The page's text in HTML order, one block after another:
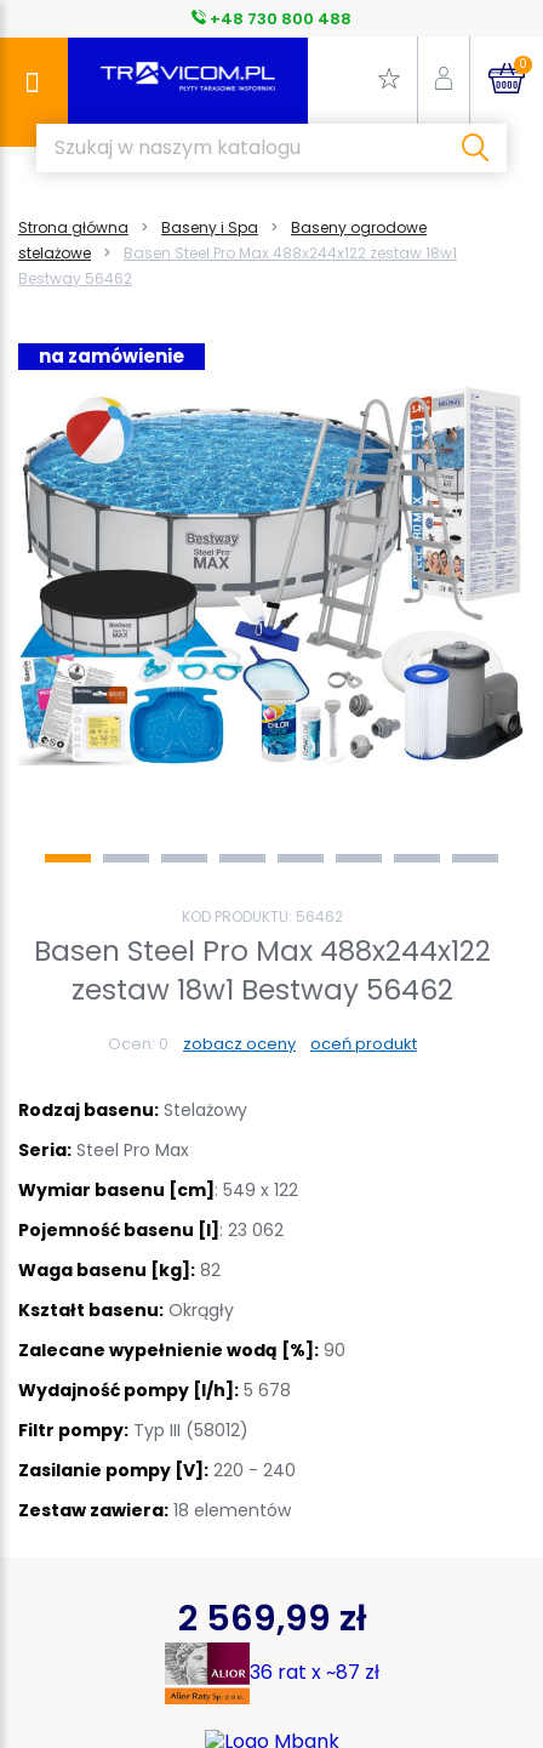
+48 730 800 488
0
Strona główna Baseny i Spa
Baseny ogrodowe
stelażowe
Basen Steel Pro Max 488x244x122 zestaw 18w1
Bestway 56462
na zamówienie
KOD PRODUKTU: 56462
Basen Steel Pro Max 488x244x122
zestaw 18w1 Bestway 56462
Ocen: 0 zobacz oceny oceń produkt
Rodzaj basenu: Stelażowy
Seria: Steel Pro Max
Wymiar basenu [cm] : 549 x 122
Pojemność basenu [l] : 23 062
Waga basenu [kg]: 82
Kształt basenu: Okrągły
Zalecane wypełnienie wodą [%]: 90
Wydajność pompy [l/h]: 5 678
Filtr pompy: Typ III (58012)
Zasilanie pompy [V]: 220 - 240
Zestaw zawiera: 18 elementów
2 569,99 zł
36 rat x ~87 zł